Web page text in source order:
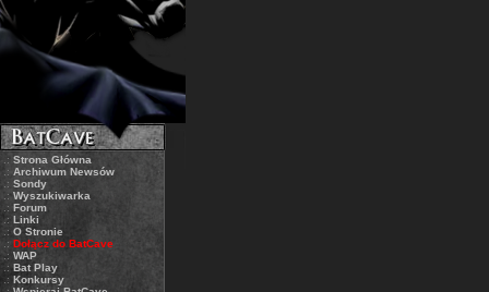
.: Strona Główna
.: Archiwum Newsów
.: Sondy
.:Wyszukiwarka
.: Forum
.: Linki
.: O Stronie
.: Dołącz do BatCave
.: WAP
.: Bat Play
.: Konkursy